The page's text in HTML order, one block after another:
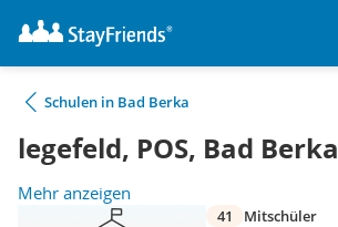
Schulen in Bad Berka
legefeld, POS, Bad Berka
Mehr anzeigen
41
Mitschüler